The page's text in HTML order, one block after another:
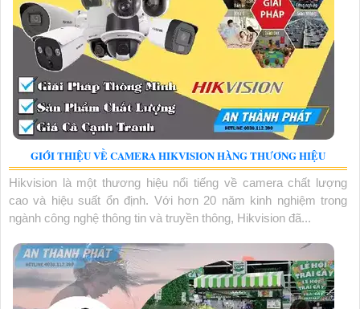
GIỚI THIỆU VỀ CAMERA HIKVISION HÀNG THƯƠNG HIỆU
Hikvision là một thương hiệu nổi tiếng về camera chất lượng
cao và hiệu suất ổn định. Với hơn 20 năm kinh nghiệm trong
ngành công nghệ thông tin và truyền thông, Hikvision đã...